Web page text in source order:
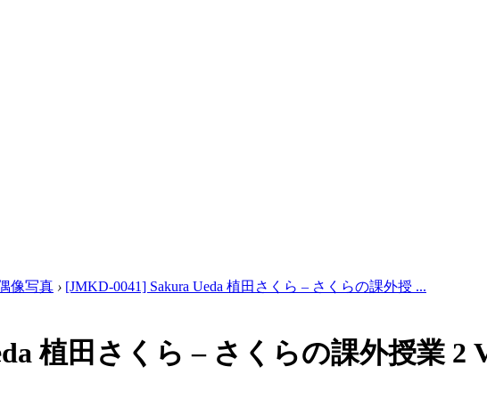
像写真 › [JMKD-0041] Sakura Ueda 植田さくら – さくらの課外授 ...
植田さくら – さくらの課外授業 2